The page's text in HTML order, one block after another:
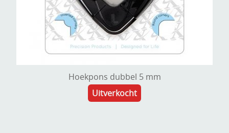
Hoekpons dubbel 5 mm
Uitverkocht